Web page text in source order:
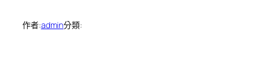
作者:admin分類: